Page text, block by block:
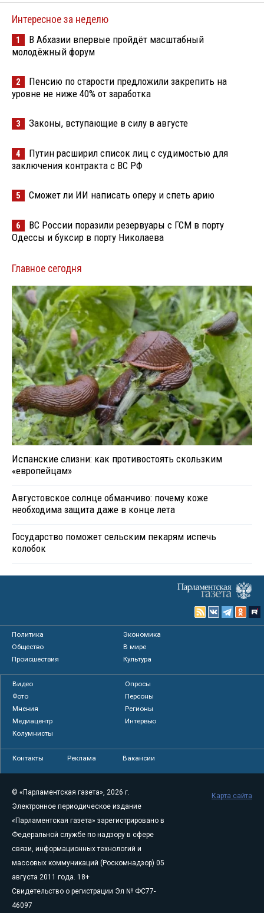
Интересное за неделю
1
В Абхазии впервые пройдёт масштабный
молодёжный форум
2
Пенсию по старости предложили закрепить на
уровне не ниже 40% от заработка
3 Законы, вступающие в силу в августе
4
Путин расширил список лиц с судимостью для
заключения контракта с ВС РФ
5 Сможет ли ИИ написать оперу и спеть арию
6
ВС России поразили резервуары с ГСМ в порту
Одессы и буксир в порту Николаева
Главное сегодня
Испанские слизни: как противостоять скользким
«европейцам»
Августовское солнце обманчиво: почему коже
необходима защита даже в конце лета
Государство поможет сельским пекарям испечь
колобок
Политика
Экономика
Общество
В мире
Происшествия
Культура
Видео
Опросы
Фото
Персоны
Мнения
Регионы
Медиацентр
Интервью
Колумнисты
Контакты Реклама Вакансии
© «Парламентская газета», 2026 г.
Электронное периодическое издание
«Парламентская газета» зарегистрировано в
Федеральной службе по надзору в сфере
связи, информационных технологий и
массовых коммуникаций (Роскомнадзор) 05
августа 2011 года. 18+
Свидетельство о регистрации Эл № ФС77-
46097
Карта сайта